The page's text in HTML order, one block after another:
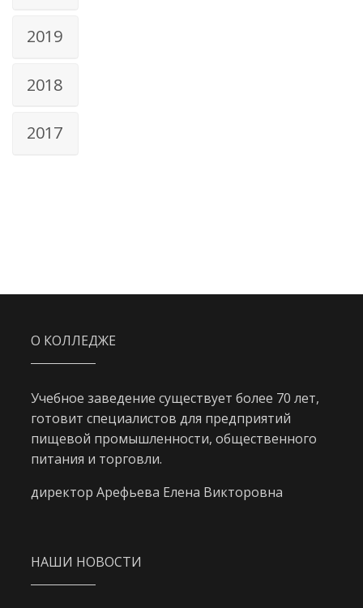
2019
2018
2017
О КОЛЛЕДЖЕ
Учебное заведение существует более 70 лет,
готовит специалистов для предприятий
пищевой промышленности, общественного
питания и торговли.
директор Арефьева Елена Викторовна
НАШИ НОВОСТИ